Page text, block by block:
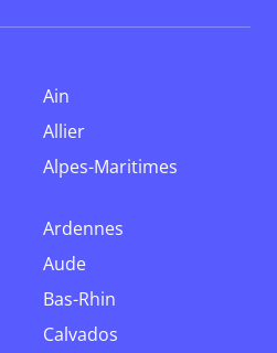
Ain
Allier
Alpes-Maritimes
Ardennes
Aude
Bas-Rhin
Calvados